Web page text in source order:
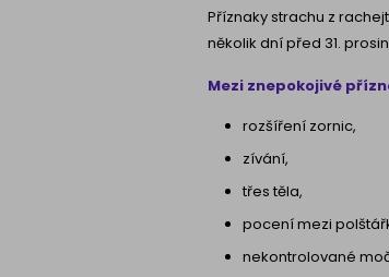
Příznaky strachu z
několik dní před 31.
Mezi znepokojivé
rozšíření zornic,
zívání,
třes těla,
pocení mezi
nekontrolované